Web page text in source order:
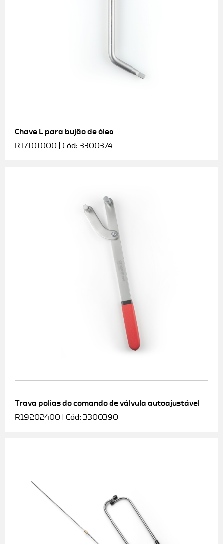
Chave L para bujão de óleo
R17101000 | Cód: 3300374
Trava polias do comando de válvula autoajustável
R19202400 | Cód: 3300390